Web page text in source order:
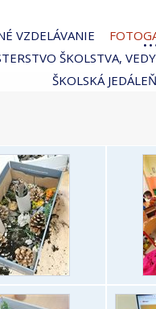
VZDELÁVANIE
ŠKOLSTVA,
ŠKOLSKÁ JEDÁLEŇ